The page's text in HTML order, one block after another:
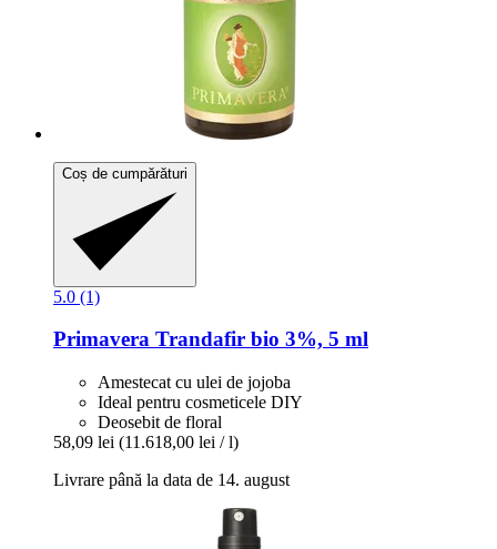
Coș de cumpărături
5.0 (1)
Primavera Trandafir bio 3%, 5 ml
Amestecat cu ulei de jojoba
Ideal pentru cosmeticele DIY
Deosebit de floral
58,09 lei (11.618,00 lei / l)
Livrare până la data de 14. august